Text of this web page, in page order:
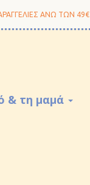
ΑΝΩ ΤΩΝ 49€
& τη μαμά